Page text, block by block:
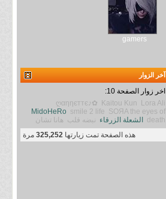
gamers
آخر الزوار
اخر زوار الصفحة 10:
ღαηηєттє♪✿
Kaitou Kun
Lora Ali
MidoHeRo smile 2 life SOЯA the eyes of
death
الشعلة الزرقاء نبضه قلب هانا تشان
هذه الصفحة تمت زيارتها 325,252 مرة